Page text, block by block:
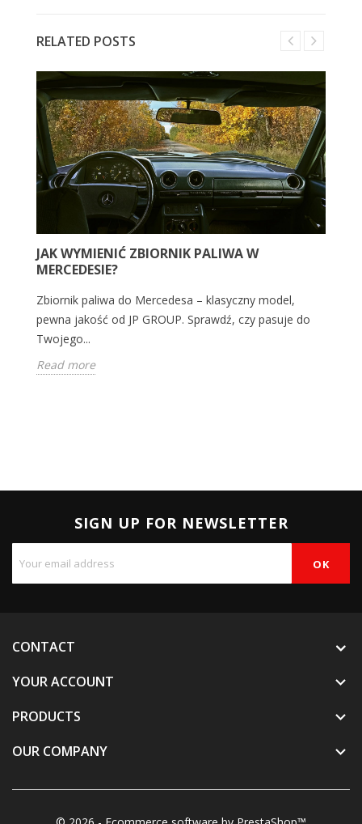
RELATED POSTS
JAK WYMIENIĆ ZBIORNIK PALIWA W
MERCEDESIE?
Zbiornik paliwa do Mercedesa – klasyczny model,
pewna jakość od JP GROUP. Sprawdź, czy pasuje do
Twojego...
Read more
SIGN UP FOR NEWSLETTER
CONTACT
YOUR ACCOUNT

PRODUCTS 
OUR COMPANY 